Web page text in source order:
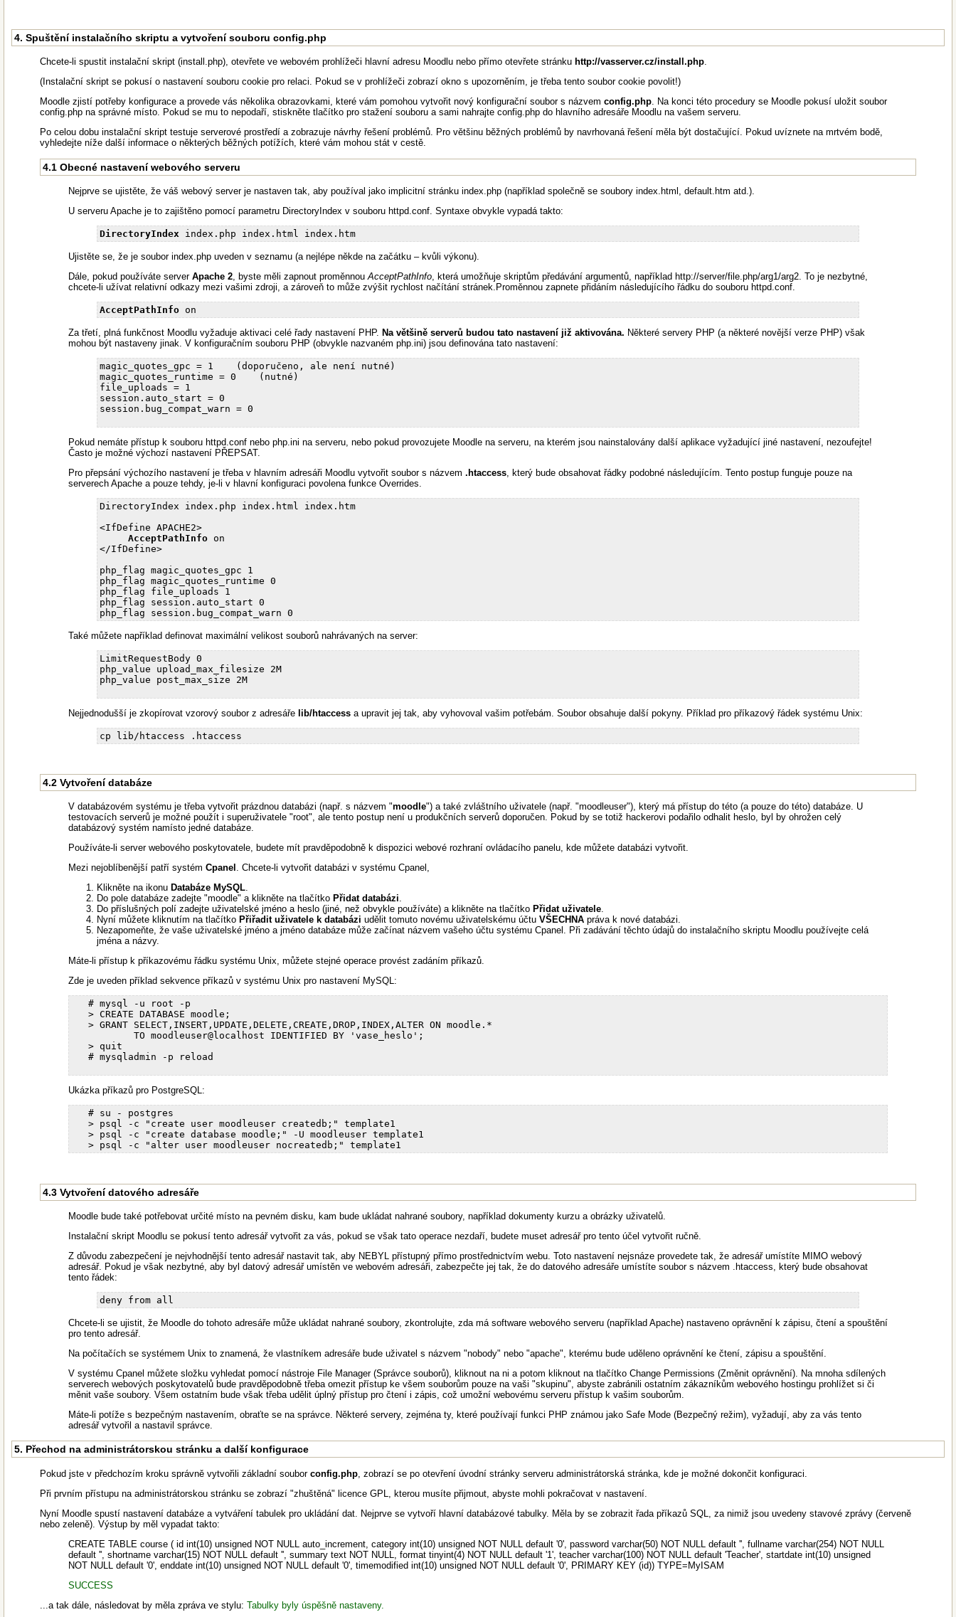
4. Spuštění instalačního skriptu a vytvoření souboru config.php
Chcete-li spustit instalační skript (install.php), otevřete ve webovém prohlížeči hlavní adresu Moodlu nebo přímo otevřete stránku http://vasserver.cz/install.php.
(Instalační skript se pokusí o nastavení souboru cookie pro relaci. Pokud se v prohlížeči zobrazí okno s upozorněním, je třeba tento soubor cookie povolit!)
Moodle zjistí potřeby konfigurace a provede vás několika obrazovkami, které vám pomohou vytvořit nový konfigurační soubor s názvem config.php. Na konci této procedury se Moodle pokusí uložit soubor
config.php na správné místo. Pokud se mu to nepodaří, stiskněte tlačítko pro stažení souboru a sami nahrajte config.php do hlavního adresáře Moodlu na vašem serveru.
Po celou dobu instalační skript testuje serverové prostředí a zobrazuje návrhy řešení problémů. Pro většinu běžných problémů by navrhovaná řešení měla být dostačující. Pokud uvíznete na mrtvém bodě,
vyhledejte níže další informace o některých běžných potížích, které vám mohou stát v cestě.
4.1 Obecné nastavení webového serveru
Nejprve se ujistěte, že váš webový server je nastaven tak, aby používal jako implicitní stránku index.php (například společně se soubory index.html, default.htm atd.).
U serveru Apache je to zajištěno pomocí parametru DirectoryIndex v souboru httpd.conf. Syntaxe obvykle vypadá takto:
DirectoryIndex
Ujistěte se, že je soubor index.php uveden v seznamu (a nejlépe někde na začátku – kvůli výkonu).
Dále, pokud používáte server Apache 2 , byste měli zapnout proměnnou AcceptPathInfo , která umožňuje skriptům předávání argumentů, například http://server/file.php/arg1/arg2. To je nezbytné,
chcete-li užívat relativní odkazy mezi vašimi zdroji, a zároveň to může zvýšit rychlost načítání stránek.Proměnnou zapnete přidáním následujícího řádku do souboru httpd.conf.
AcceptPathInfo
Za třetí, plná funkčnost Moodlu vyžaduje aktivaci celé řady nastavení PHP. Na většině serverů budou tato nastavení již aktivována. Některé servery PHP (a některé novější verze PHP) však
mohou být nastaveny jinak. V konfiguračním souboru PHP (obvykle nazvaném php.ini) jsou definována tato nastavení:
magic_quotes_gpc = 1    (doporučeno, ale není nutné)
magic_quotes_runtime = 0    (nutné)
file_uploads = 1
session.auto_start = 0
session.bug_compat_warn = 0
Pokud nemáte přístup k souboru httpd.conf nebo php.ini na serveru, nebo pokud provozujete Moodle na serveru, na kterém jsou nainstalovány další aplikace vyžadující jiné nastavení, nezoufejte!
Často je možné výchozí nastavení PŘEPSAT.
Pro přepsání výchozího nastavení je třeba v hlavním adresáři Moodlu vytvořit soubor s názvem .htaccess , který bude obsahovat řádky podobné následujícím. Tento postup funguje pouze na
serverech Apache a pouze tehdy, je-li v hlavní konfiguraci povolena funkce Overrides.
DirectoryIndex index.php index.html index.htm
<IfDefine APACHE2>
AcceptPathInfo on
</IfDefine>
php_flag magic_quotes_gpc 1
php_flag magic_quotes_runtime 0
php_flag file_uploads 1
php_flag session.auto_start 0
Také můžete například definovat maximální velikost souborů nahrávaných na server:
LimitRequestBody 0
php_value upload_max_filesize 2M
php_value post_max_size 2M
Nejjednodušší je zkopírovat vzorový soubor z adresáře lib/htaccess a upravit jej tak, aby vyhovoval vašim potřebám. Soubor obsahuje další pokyny. Příklad pro příkazový řádek systému Unix:
4.2 Vytvoření databáze
V databázovém systému je třeba vytvořit prázdnou databázi (např. s názvem "moodle") a také zvláštního uživatele (např. "moodleuser"), který má přístup do této (a pouze do této) databáze. U
testovacích serverů je možné použít i superuživatele "root", ale tento postup není u produkčních serverů doporučen. Pokud by se totiž hackerovi podařilo odhalit heslo, byl by ohrožen celý
databázový systém namísto jedné databáze.
Používáte-li server webového poskytovatele, budete mít pravděpodobně k dispozici webové rozhraní ovládacího panelu, kde můžete databázi vytvořit.
Mezi nejoblíbenější patří systém Cpanel . Chcete-li vytvořit databázi v systému Cpanel,
Klikněte na ikonu Databáze MySQL.
Do pole databáze zadejte "moodle" a klikněte na tlačítko Přidat databázi.
Do příslušných polí zadejte uživatelské jméno a heslo (jiné, než obvykle používáte) a klikněte na tlačítko Přidat uživatele.
Nyní můžete kliknutím na tlačítko Přiřadit uživatele k databázi udělit tomuto novému uživatelskému účtu VŠECHNA práva k nové databázi.
Nezapomeňte, že vaše uživatelské jméno a jméno databáze může začínat názvem vašeho účtu systému Cpanel. Při zadávání těchto údajů do instalačního skriptu Moodlu používejte celá
jména a názvy.
Máte-li přístup k příkazovému řádku systému Unix, můžete stejné operace provést zadáním příkazů.
Zde je uveden příklad sekvence příkazů v systému Unix pro nastavení MySQL:
   # mysql -u root -p
   > CREATE DATABASE moodle;
   > GRANT SELECT,INSERT,UPDATE,DELETE,CREATE,DROP,INDEX,ALTER ON moodle.*
           TO moodleuser@localhost IDENTIFIED BY 'vase_heslo';
   > quit
   # mysqladmin -p reload
Ukázka příkazů pro PostgreSQL:
   # su - postgres
   > psql -c "create user moodleuser createdb;" template1
   > psql -c "create database moodle;" -U moodleuser template1
4.3 Vytvoření datového adresáře
Moodle bude také potřebovat určité místo na pevném disku, kam bude ukládat nahrané soubory, například dokumenty kurzu a obrázky uživatelů.
Instalační skript Moodlu se pokusí tento adresář vytvořit za vás, pokud se však tato operace nezdaří, budete muset adresář pro tento účel vytvořit ručně.
Z důvodu zabezpečení je nejvhodnější tento adresář nastavit tak, aby NEBYL přístupný přímo prostřednictvím webu. Toto nastavení nejsnáze provedete tak, že adresář umístíte MIMO webový
adresář. Pokud je však nezbytné, aby byl datový adresář umístěn ve webovém adresáři, zabezpečte jej tak, že do datového adresáře umístíte soubor s názvem .htaccess, který bude obsahovat
tento řádek:
Chcete-li se ujistit, že Moodle do tohoto adresáře může ukládat nahrané soubory, zkontrolujte, zda má software webového serveru (například Apache) nastaveno oprávnění k zápisu, čtení a spouštění
pro tento adresář.
Na počítačích se systémem Unix to znamená, že vlastníkem adresáře bude uživatel s názvem "nobody" nebo "apache", kterému bude uděleno oprávnění ke čtení, zápisu a spouštění.
V systému Cpanel můžete složku vyhledat pomocí nástroje File Manager (Správce souborů), kliknout na ni a potom kliknout na tlačítko Change Permissions (Změnit oprávnění). Na mnoha sdílených
serverech webových poskytovatelů bude pravděpodobně třeba omezit přístup ke všem souborům pouze na vaši "skupinu", abyste zabránili ostatním zákazníkům webového hostingu prohlížet si či
měnit vaše soubory. Všem ostatním bude však třeba udělit úplný přístup pro čtení i zápis, což umožní webovému serveru přístup k vašim souborům.
Máte-li potíže s bezpečným nastavením, obraťte se na správce. Některé servery, zejména ty, které používají funkci PHP známou jako Safe Mode (Bezpečný režim), vyžadují, aby za vás tento
adresář vytvořil a nastavil správce.
5. Přechod na administrátorskou stránku a další konfigurace
Pokud jste v předchozím kroku správně vytvořili základní soubor config.php , zobrazí se po otevření úvodní stránky serveru administrátorská stránka, kde je možné dokončit konfiguraci.
Při prvním přístupu na administrátorskou stránku se zobrazí "zhuštěná" licence GPL, kterou musíte přijmout, abyste mohli pokračovat v nastavení.
Nyní Moodle spustí nastavení databáze a vytváření tabulek pro ukládání dat. Nejprve se vytvoří hlavní databázové tabulky. Měla by se zobrazit řada příkazů SQL, za nimiž jsou uvedeny stavové zprávy (červeně
nebo zeleně). Výstup by měl vypadat takto:
CREATE TABLE course ( id int(10) unsigned NOT NULL auto_increment, category int(10) unsigned NOT NULL default '0', password varchar(50) NOT NULL default '', fullname varchar(254) NOT NULL
default '', shortname varchar(15) NOT NULL default '', summary text NOT NULL, format tinyint(4) NOT NULL default '1', teacher varchar(100) NOT NULL default 'Teacher', startdate int(10) unsigned
NOT NULL default '0', enddate int(10) unsigned NOT NULL default '0', timemodified int(10) unsigned NOT NULL default '0', PRIMARY KEY (id)) TYPE=MyISAM
SUCCESS
...a tak dále, následovat by měla zpráva ve stylu: Tabulky byly úspěšně nastaveny.